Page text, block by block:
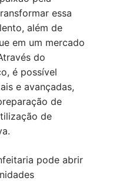
essa
além de
em um mercado
do
é possível
e avançadas,
de
de
pode abrir